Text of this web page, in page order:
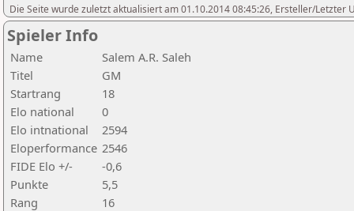
Die Seite wurde zuletzt aktualisiert am 01.10.2014 08:45:26, Ersteller/Letzter
Spieler Info
Name
Salem A.R. Saleh
Titel
GM
Startrang
18
Elo national
0
Elo intnational
2594
Eloperformance 2546
FIDE Elo +/-
-0,6
Punkte
5,5
Rang
16